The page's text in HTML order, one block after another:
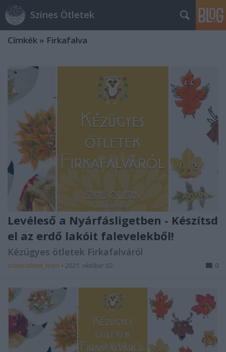
Színes Ötletek
Címkék » Firkafalva
Levéleső a Nyárfásligetben - Készítsd
el az erdő lakóit falevelekből!
Kézügyes ötletek Firkafalváról
színesötletek_team • 2021. október 02. 0